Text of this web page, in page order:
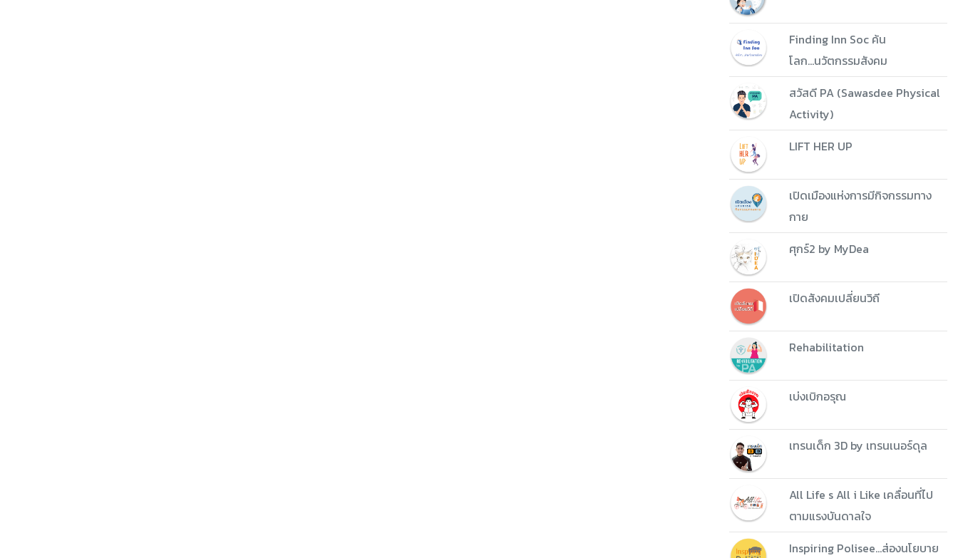
Finding Inn Soc ค้น
โลก...นวัตกรรมสังคม
สวัสดี PA (Sawasdee Physical
Activity)
LIFT HER UP
เปิดเมืองแห่งการมีกิจกรรมทาง
กาย
ศุกร์2 by MyDea
เปิดสังคมเปลี่ยนวิถี
Rehabilitation
เบ่งเบิกอรุณ
เทรนเด็ก 3D by เทรนเนอร์ดุล
All Life s All i Like เคลื่อนที่ไป
ตามแรงบันดาลใจ
Inspiring Polisee...ส่องนโยบาย